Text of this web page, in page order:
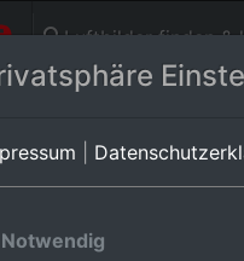
Luftbilder finden &
West
Notwendig